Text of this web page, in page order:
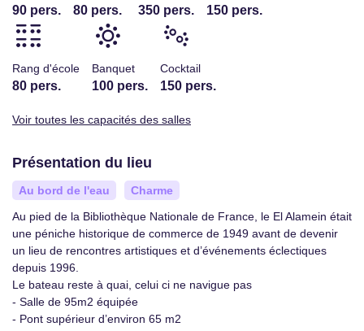
90 pers. 80 pers. 350 pers. 150 pers.
Rang d'école
80 pers.
Banquet
100 pers.
Cocktail
150 pers.
Voir toutes les capacités des salles
Présentation du lieu
Au bord de l'eau
Charme
Au pied de la Bibliothèque Nationale de France, le El Alamein était
une péniche historique de commerce de 1949 avant de devenir
un lieu de rencontres artistiques et d’événements éclectiques
depuis 1996.
Le bateau reste à quai, celui ci ne navigue pas
- Salle de 95m2 équipée
- Pont supérieur d’environ 65 m2